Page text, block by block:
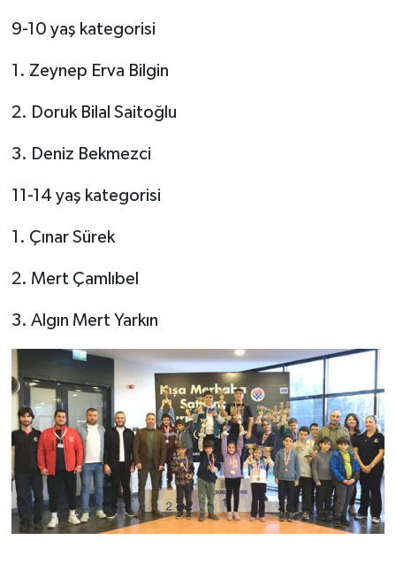
9-10 yaş kategorisi
1. Zeynep Erva Bilgin
2. Doruk Bilal Saitoğlu
3. Deniz Bekmezci
11-14 yaş kategorisi
1. Çınar Sürek
2. Mert Çamlıbel
3. Algın Mert Yarkın